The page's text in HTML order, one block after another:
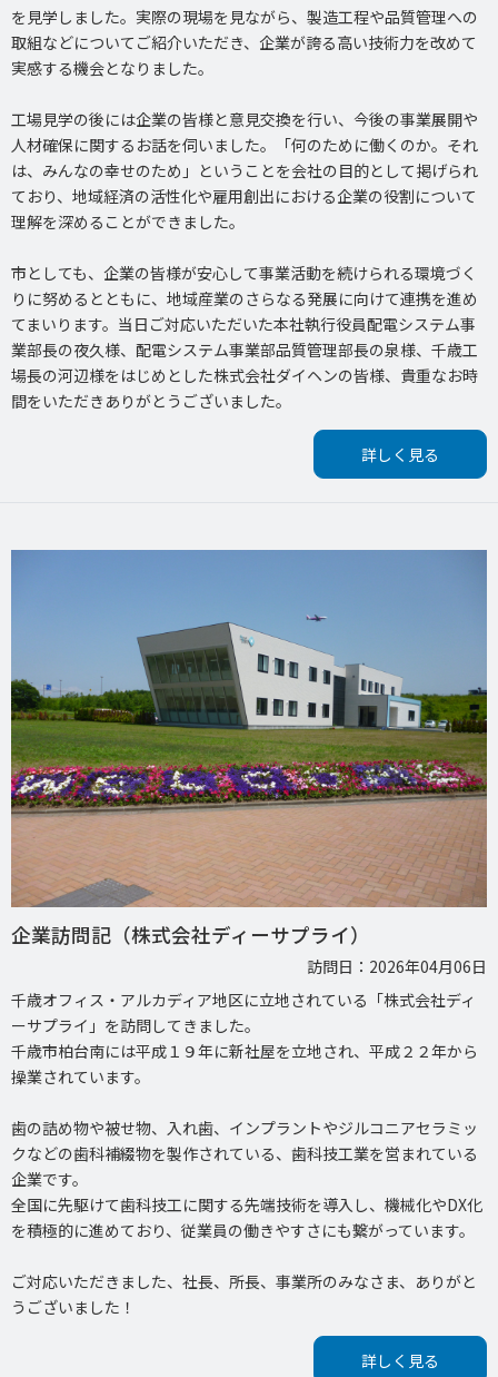
を見学しました。実際の現場を見ながら、製造工程や品質管理への
取組などについてご紹介いただき、企業が誇る高い技術力を改めて
実感する機会となりました。
工場見学の後には企業の皆様と意見交換を行い、今後の事業展開や
人材確保に関するお話を伺いました。「何のために働くのか。それ
は、みんなの幸せのため」ということを会社の目的として掲げられ
ており、地域経済の活性化や雇用創出における企業の役割について
理解を深めることができました。
市としても、企業の皆様が安心して事業活動を続けられる環境づく
りに努めるとともに、地域産業のさらなる発展に向けて連携を進め
てまいります。当日ご対応いただいた本社執行役員配電システム事
業部長の夜久様、配電システム事業部品質管理部長の泉様、千歳工
場長の河辺様をはじめとした株式会社ダイヘンの皆様、貴重なお時
間をいただきありがとうございました。
詳しく見る
企業訪問記（株式会社ディーサプライ）
訪問日：2026年04月06日
千歳オフィス・アルカディア地区に立地されている「株式会社ディ
ーサプライ」を訪問してきました。
千歳市柏台南には平成１９年に新社屋を立地され、平成２２年から
操業されています。
歯の詰め物や被せ物、入れ歯、インプラントやジルコニアセラミッ
クなどの歯科補綴物を製作されている、歯科技工業を営まれている
企業です。
全国に先駆けて歯科技工に関する先端技術を導入し、機械化やDX化
を積極的に進めており、従業員の働きやすさにも繋がっています。
ご対応いただきました、社長、所長、事業所のみなさま、ありがと
うございました！
詳しく見る